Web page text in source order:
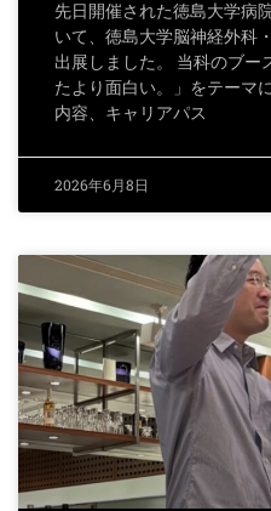
先日開催された徳島大学病
いて、徳島大学脳神経外科
出展しました。 当科のブー
たより面白い。」をテーマ
内容、キャリアパス
2026年6月8日